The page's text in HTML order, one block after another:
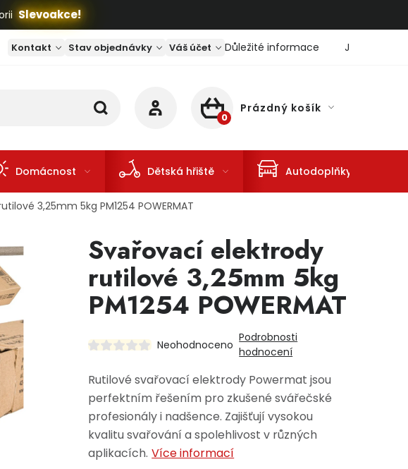
Slevoakce!
Kontakt Stav objednávky Váš účet Důležité informace Jaký je
NÁKUPNÍ KOŠÍK
Prázdný košík
Domácnost Dětská hřiště Autodoplňky
3,25mm 5kg PM1254 POWERMAT
Svařovací elektrody
rutilové 3,25mm 5kg
PM1254 POWERMAT
Neohodnoceno
Podrobnosti
hodnocení
Rutilové svařovací elektrody Powermat jsou
perfektním řešením pro zkušené svářečské
profesionály i nadšence. Zajišťují vysokou
kvalitu svařování a spolehlivost v různých
aplikacích. Více informací